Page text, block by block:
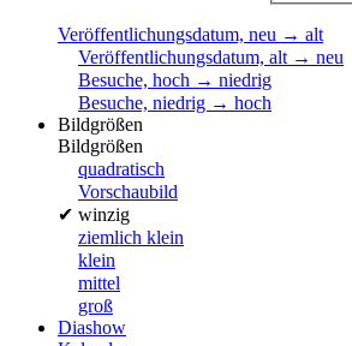
Veröffentlichungsdatum, neu → alt
Veröffentlichungsdatum, alt → neu
Besuche, hoch → niedrig
Besuche, niedrig → hoch
Bildgrößen
Bildgrößen
quadratisch
Vorschaubild
✔ winzig
ziemlich klein
klein
mittel
groß
Diashow